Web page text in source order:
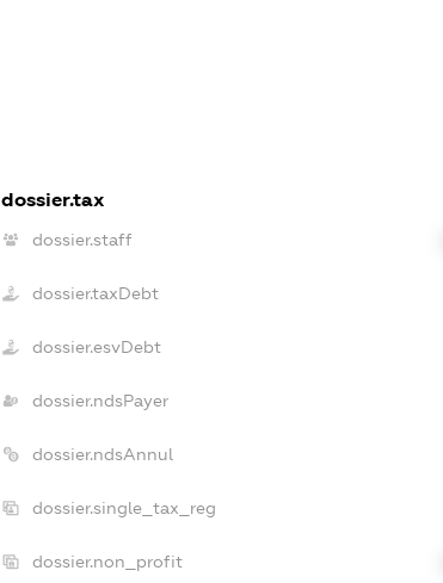
dossier.tax
dossier.staff
dossier.taxDebt
dossier.esvDebt
dossier.ndsPayer
dossier.ndsAnnul
dossier.single_tax_reg
dossier.non_profit